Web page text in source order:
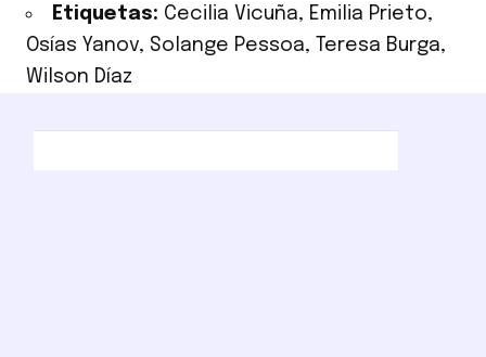
Etiquetas: Cecilia Vicuña, Emilia Prieto,
Osías Yanov, Solange Pessoa, Teresa Burga,
Wilson Díaz